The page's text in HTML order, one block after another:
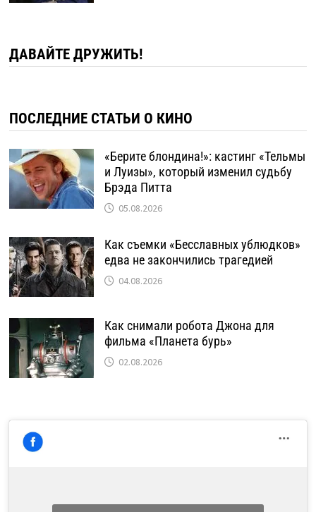
ДАВАЙТЕ ДРУЖИТЬ!
ПОСЛЕДНИЕ СТАТЬИ О КИНО
«Берите блондина!»: кастинг «Тельмы
и Луизы», который изменил судьбу
Брэда Питта
05.08.2026
Как съемки «Бесславных ублюдков»
едва не закончились трагедией
04.08.2026
Как снимали робота Джона для
фильма «Планета бурь»
02.08.2026